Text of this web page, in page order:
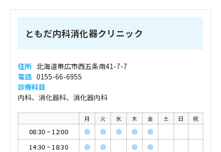
ともだ内科消化器クリニック
住所 北海道帯広市西五条南41-7-7
電話 0155-66-6955
診療科目
内科、消化器科、消化器内科
月 火 水 木 金 土 日 祝
08:30 ~12:00 ● ● ● ●
●
14:30 ~18:30 ● ● ●
●